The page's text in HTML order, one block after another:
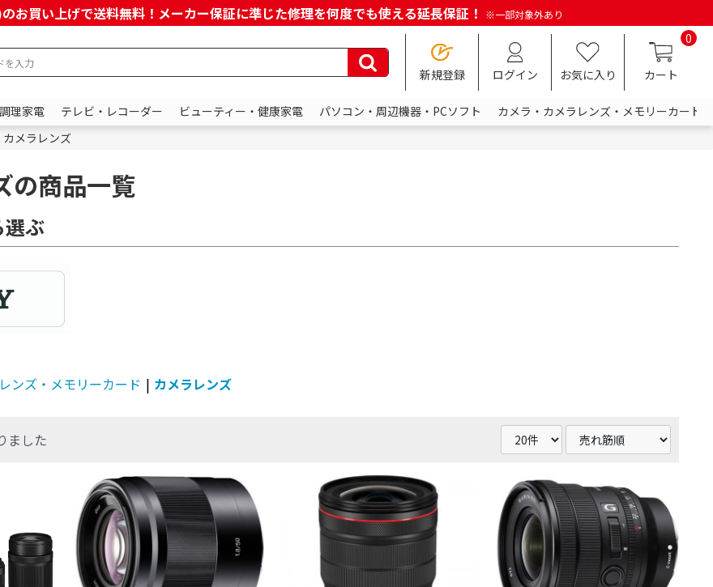
お買い上げで送料無料！メーカー保証に準じた修理を何度でも使える延長保証！ ※一部対象外あり
新規登録 ログイン お気に入り
0
カート
理家電 テレビ・レコーダー ビューティー・健康家電 パソコン・周辺機器・PCソフト
カメラ・カメラレンズ・メモリーカード
カメラレンズ
の商品一覧
選ぶ
ンズ・メモリーカード | カメラレンズ
ました